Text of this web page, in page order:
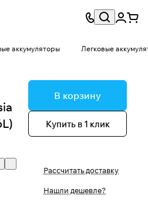
аккумуляторы Легковые
В корзину
Купить в 1 клик
Рассчитать доставку
Нашли дешевле?